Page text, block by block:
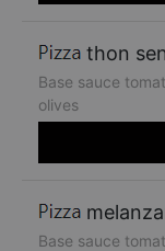
thon
Base sauce
olives
Base sauce